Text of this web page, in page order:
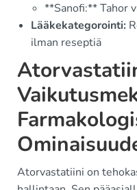
**Sanofi:** Tahor
Lääkekategorointi:
ilman reseptiä
Atorvastatiini on